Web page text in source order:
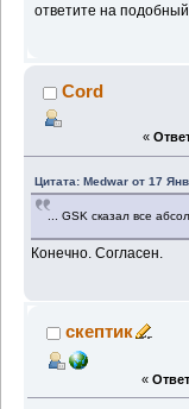
ответите на
Cord
«
Цитата: Medwar от 17
... GSK сказал все
Конечно. Согласен.
скептик
«